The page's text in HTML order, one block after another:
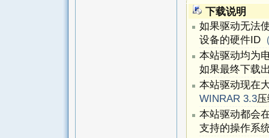
下载说明
如果驱动无法
设备的硬件ID
本站驱动均为
如果最终下载
本站驱动现在
WINRAR 3.3
本站驱动都会
支持的操作系